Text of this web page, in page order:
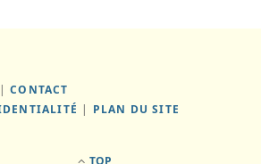
|CONTACT
| PLAN DU SITE
TOP